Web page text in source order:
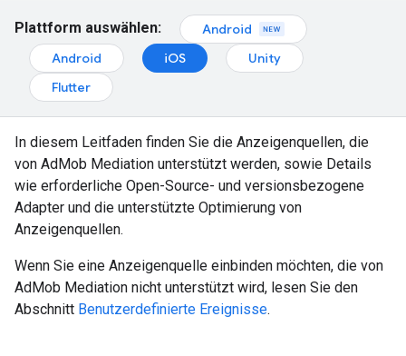
Plattform auswählen:
Android
Android
iOS
Unity
Flutter
In diesem Leitfaden finden Sie die Anzeigenquellen, die
von AdMob Mediation unterstützt werden, sowie Details
wie erforderliche Open-Source- und versionsbezogene
Adapter und die unterstützte Optimierung von
Anzeigenquellen.
Wenn Sie eine Anzeigenquelle einbinden möchten, die von
AdMob Mediation nicht unterstützt wird, lesen Sie den
Abschnitt Benutzerdefinierte Ereignisse.